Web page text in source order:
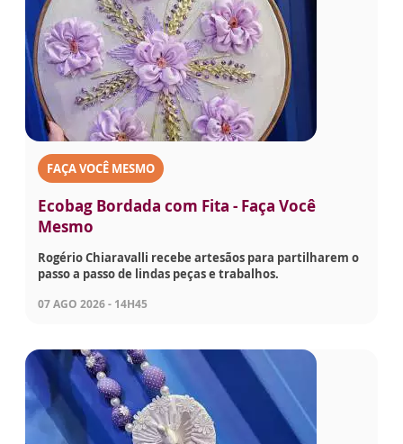
FAÇA VOCÊ MESMO
Ecobag Bordada com Fita - Faça Você
Mesmo
Rogério Chiaravalli recebe artesãos para partilharem o
passo a passo de lindas peças e trabalhos.
07 AGO 2026 - 14H45